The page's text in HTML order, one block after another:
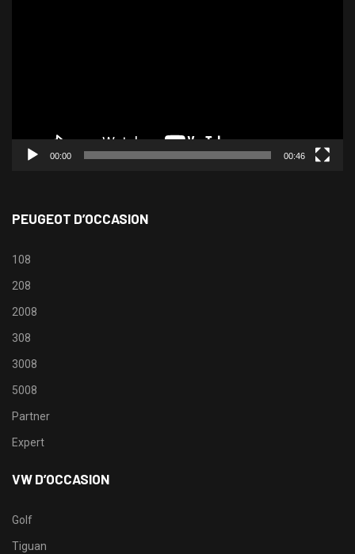
00:00 00:46
PEUGEOT D’OCCASION
108
208
2008
308
3008
5008
Partner
Expert
VW D’OCCASION
Golf
Tiguan